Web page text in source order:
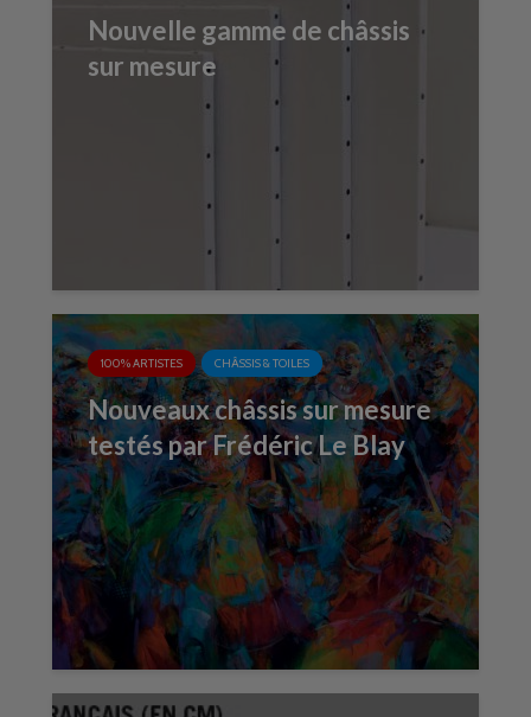
Nouvelle gamme de châssis
sur mesure
100% ARTISTES CHÂSSIS & TOILES
Nouveaux châssis sur mesure
testés par Frédéric Le Blay